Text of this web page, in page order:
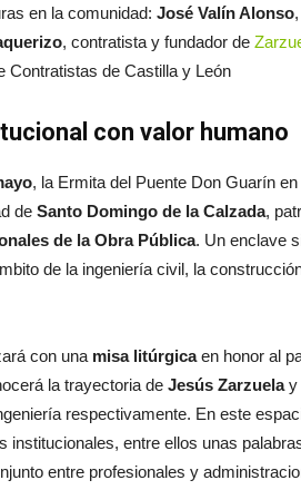
en la comunidad: José Valín Alonso
, contratista y fundador de
Contratistas de Castilla y León
con valor humano
, la Ermita del Puente Don Guarín en
de Santo Domingo de la Calzada,
de la Obra Pública. Un enclave
de la ingeniería civil, la
con una misa litúrgicaen honor al
la trayectoria de Jesús Zarzuelay
respectivamente. En este
institucionales, entre ellos unas
entre profesionales y